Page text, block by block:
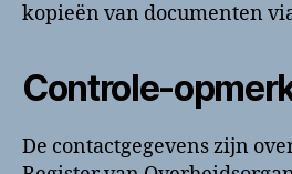
kopieën van documenten
Controle-
De contactgegevens zijn